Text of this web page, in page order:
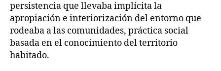
persistencia que llevaba implícita la
apropiación e interiorización del entorno que
rodeaba a las comunidades, práctica social
basada en el conocimiento del territorio
habitado.